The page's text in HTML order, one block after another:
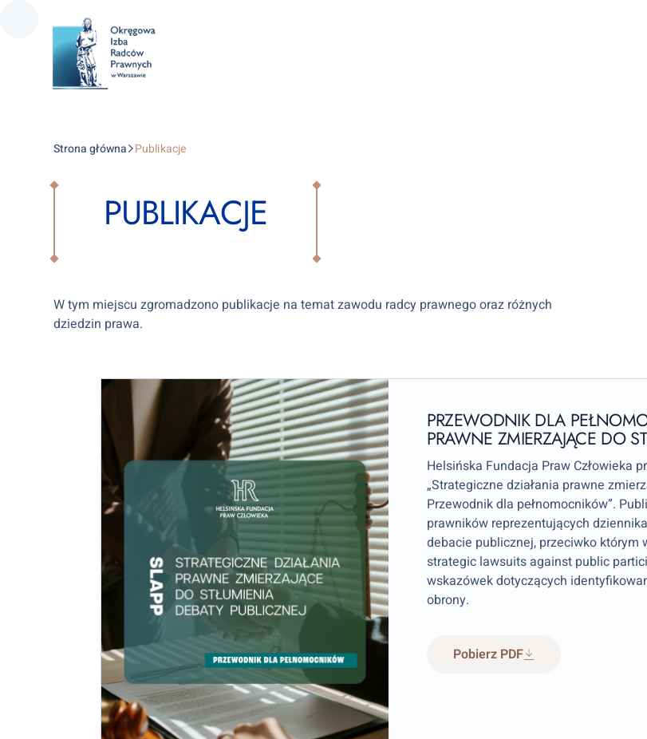
Strona główna Publikacje
PUBLIKACJE
W tym miejscu zgromadzono publikacje na temat zawodu radcy prawnego oraz różnych
dziedzin prawa.
PRZEWODNIK DLA
PRAWNE ZMIERZAJĄCE DO
Helsińska Fundacja Praw Człowieka
„Strategiczne działania prawne
Przewodnik dla pełnomocników”.
prawników reprezentujących
debacie publicznej, przeciwko którym
strategic lawsuits against public
wskazówek dotyczących
obrony.
Pobierz PDF